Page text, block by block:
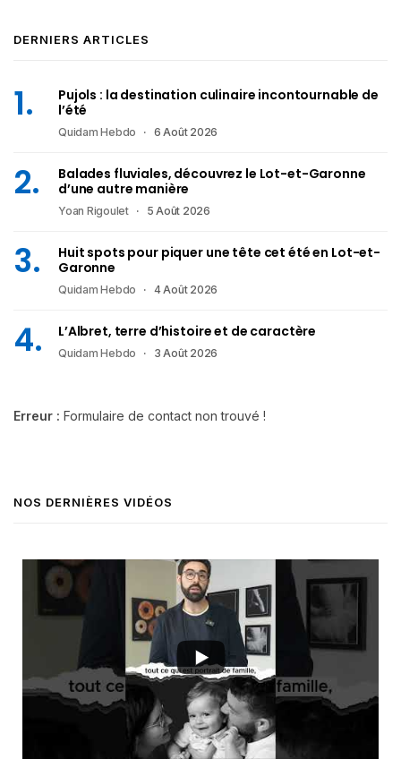
DERNIERS ARTICLES
Pujols : la destination culinaire incontournable de
l’été
Quidam Hebdo 6 Août 2026
Balades fluviales, découvrez le Lot-et-Garonne
d’une autre manière
Yoan Rigoulet 5 Août 2026
Huit spots pour piquer une tête cet été en Lot-et-
Garonne
Quidam Hebdo 4 Août 2026
L’Albret, terre d’histoire et de caractère
Quidam Hebdo 3 Août 2026
Erreur : Formulaire de contact non trouvé !
NOS DERNIÈRES VIDÉOS